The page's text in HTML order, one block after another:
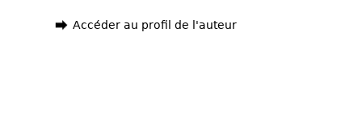
Accéder au profil de l'auteur